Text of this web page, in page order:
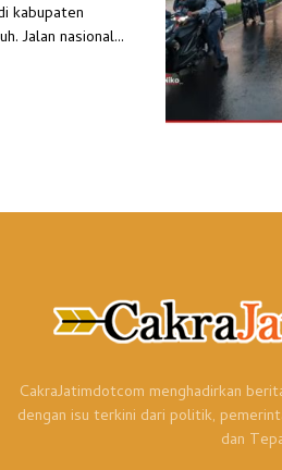
kabupaten
Jalan nasional...
CakraJatimdotcom menghadirkan
dengan isu terkini dari politik,
dan